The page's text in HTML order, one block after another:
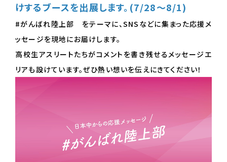
けするブースを出展します。(7/28～8/1)
#がんばれ陸上部 をテーマに、SNSなどに集まった応援メ
ッセージを現地にお届けします。
高校生アスリートたちがコメントを書き残せるメッセージエ
リアも設けています。ぜひ熱い想いを伝えにきてください！